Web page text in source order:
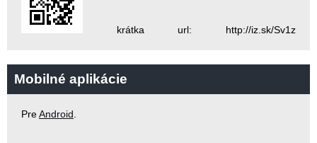
krátka url: http://iz.sk/Sv1z
Mobilné aplikácie
PreAndroid